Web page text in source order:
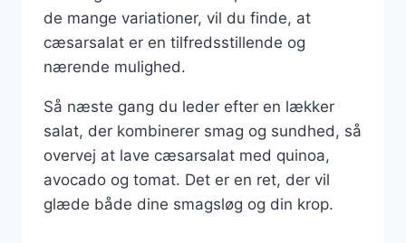
de mange variationer, vil du finde, at
cæsarsalat er en tilfredsstillende og
nærende mulighed.
Så næste gang du leder efter en lækker
salat, der kombinerer smag og sundhed, så
overvej at lave cæsarsalat med quinoa,
avocado og tomat. Det er en ret, der vil
glæde både dine smagsløg og din krop.